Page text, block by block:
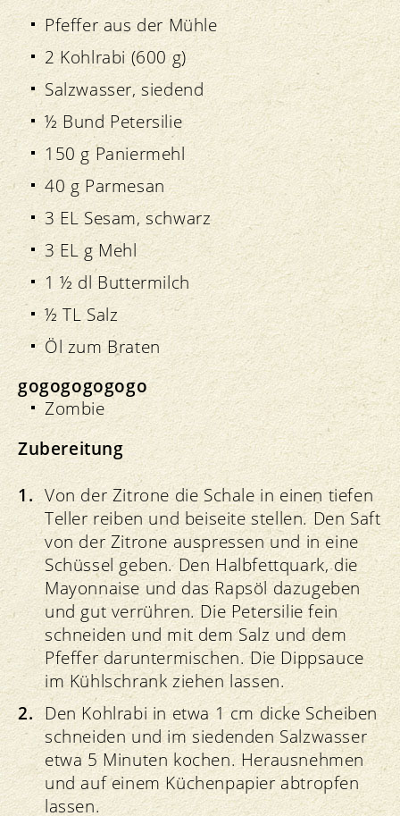
Pfeffer aus der Mühle
2 Kohlrabi (600 g)
Salzwasser, siedend
½ Bund Petersilie
150 g Paniermehl
40 g Parmesan
3 EL Sesam, schwarz
3 EL g Mehl
1 ½ dl Buttermilch
½ TL Salz
Öl zum Braten
gogogogogogo
Zombie
Zubereitung
Von der Zitrone die Schale in einen tiefen
Teller reiben und beiseite stellen. Den Saft
von der Zitrone auspressen und in eine
Schüssel geben. Den Halbfettquark, die
Mayonnaise und das Rapsöl dazugeben
und gut verrühren. Die Petersilie fein
schneiden und mit dem Salz und dem
Pfeffer daruntermischen. Die Dippsauce
im Kühlschrank ziehen lassen.
Den Kohlrabi in etwa 1 cm dicke Scheiben
schneiden und im siedenden Salzwasser
etwa 5 Minuten kochen. Herausnehmen
und auf einem Küchenpapier abtropfen
lassen.